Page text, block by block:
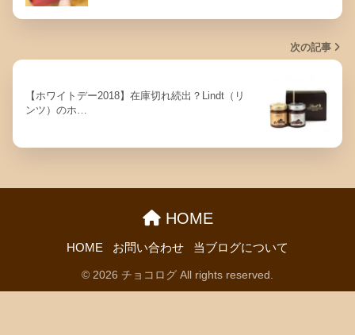
次の記事
【ホワイトデー2018】在庫切れ続出？Lindt（リ
ンツ）のホ…
HOME
HOME お問い合わせ 当ブログについて
© 2026 チョコログ All rights reserved.